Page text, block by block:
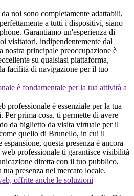
noi sono completamente adattabili,
a tutti i dispositivi, siano
Garantiamo un'esperienza di
visitatori, indipendentemente dal
principale preoccupazione è
su qualsiasi piattaforma,
facilità di navigazione per il tuo
è fondamentale per la tua attività a
professionale è essenziale per la tua
prima cosa, ti permette di avere
da biglietto da visita virtuale per il
quello di Brunello, in cui il
questa presenza è ancora
professionale ti garantisce visibilità
diretta con il tuo pubblico,
presenza nel mercato locale.
offrite anche le soluzioni